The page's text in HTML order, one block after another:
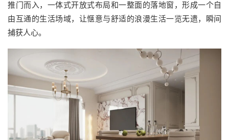
推门而入，一体式开放式布局和一整面的落地窗，形成一个自
由互通的生活场域，让惬意与舒适的浪漫生活一览无遗，瞬间
捕获人心。